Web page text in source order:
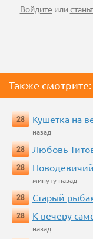
Войдите или
Также смотрите:
28 Кушетка на
назад
28
Любовь
28
минуту назад
28
Старый
28
К вечеру
назад